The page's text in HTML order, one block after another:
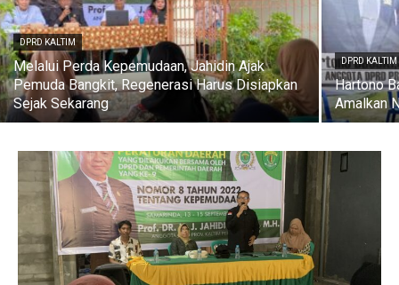
DPRD KALTIM
Melalui Perda Kepemudaan, Jahidin Ajak
Pemuda Bangkit, Regenerasi Harus Disiapkan
Sejak Sekarang
DPRD KALTIM
Hartono
Amalkan